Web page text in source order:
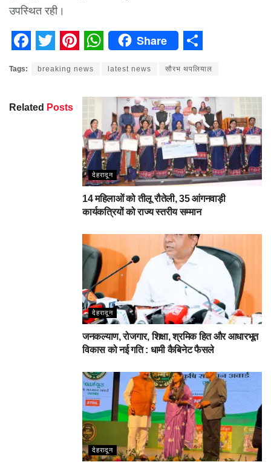
उपस्थित रही।
WhatsApp
Share
Share
Tags: breaking news latest news सौरभ थपलियाल
Related Posts
देहरादून
14 महिलाओं को तीलू रौतेली, 35 आंगनवाड़ी
कार्यकत्रियों को राज्य स्तरीय सम्मान
देहरादून
जनकल्याण, रोजगार, शिक्षा, श्रमिक हित और आधारभूत
विकास को नई गति : धामी कैबिनेट फैसले
देहरादून